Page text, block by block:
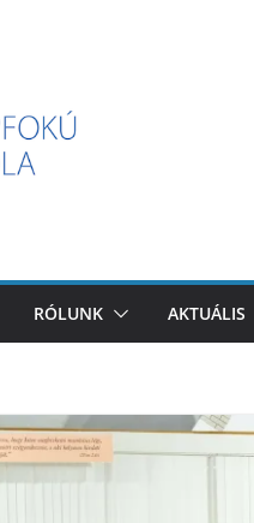
RÓLUNK AKTUÁLIS